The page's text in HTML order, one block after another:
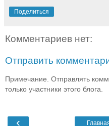
Поделиться
Комментариев нет:
Отправить
Примечание. Отправлять
только участники этого блога.
‹